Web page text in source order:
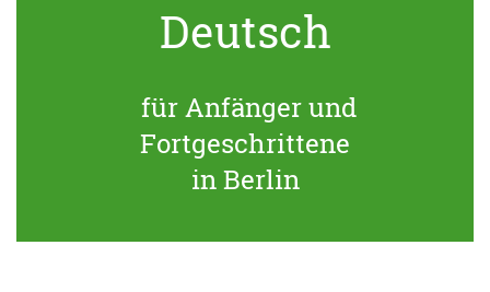
Deutsch
für Anfänger und
Fortgeschrittene
in Berlin